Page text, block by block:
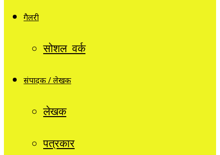
गैलरी
सोशल वर्क
संपादक / लेखक
लेखक
पत्रकार